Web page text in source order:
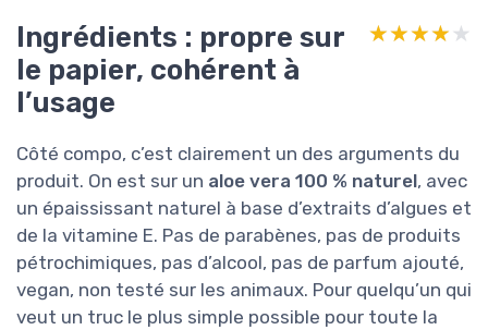
Ingrédients : propre sur
le papier, cohérent à
l’usage
★★★★★
★★★★★
Côté compo, c’est clairement un des arguments du
produit. On est sur un aloe vera 100 % naturel, avec
un épaississant naturel à base d’extraits d’algues et
de la vitamine E. Pas de parabènes, pas de produits
pétrochimiques, pas d’alcool, pas de parfum ajouté,
vegan, non testé sur les animaux. Pour quelqu’un qui
veut un truc le plus simple possible pour toute la